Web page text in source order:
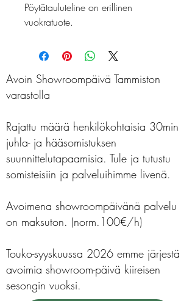
Pöytätauluteline on erillinen
vuokratuote.
Avoin Showroompäivä Tammiston
varastolla
Rajattu määrä henkilökohtaisia 30min
juhla- ja hääsomistuksen
suunnittelutapaamisia. Tule ja tutustu
somisteisiin ja palveluihimme livenä.
Avoimena showroompäivänä palvelu
on maksuton. (norm.100€/h)
Touko-syyskuussa 2026 emme järjestä
avoimia showroom-päivä kiireisen
sesongin vuoksi.